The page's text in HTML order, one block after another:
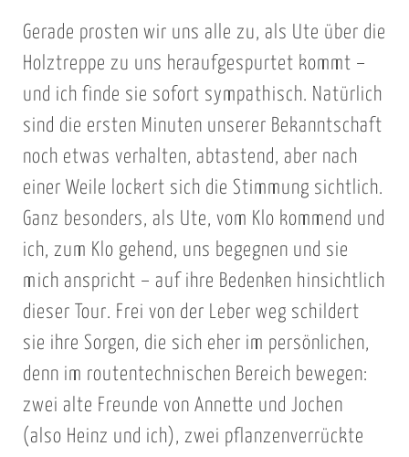
Gerade prosten wir uns alle zu, als Ute über die
Holztreppe zu uns heraufgespurtet kommt –
und ich finde sie sofort sympathisch. Natürlich
sind die ersten Minuten unserer Bekanntschaft
noch etwas verhalten, abtastend, aber nach
einer Weile lockert sich die Stimmung sichtlich.
Ganz besonders, als Ute, vom Klo kommend und
ich, zum Klo gehend, uns begegnen und sie
mich anspricht – auf ihre Bedenken hinsichtlich
dieser Tour. Frei von der Leber weg schildert
sie ihre Sorgen, die sich eher im persönlichen,
denn im routentechnischen Bereich bewegen:
zwei alte Freunde von Annette und Jochen
(also Heinz und ich), zwei pflanzenverrückte